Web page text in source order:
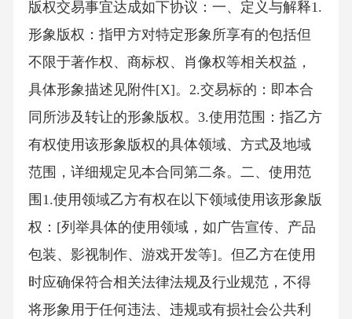
版权交易事宜达成如下协议：一、定义与解释1.
形象版权：指甲方对特定形象所享有的包括但
不限于著作权、商标权、肖像权等相关权益，
具体形象描述见附件[X]。2.交易标的：即本合
同所涉及转让的形象版权。3.使用范围：指乙方
有权使用该形象版权的具体领域、方式及地域
范围，详细规定见本合同第二条。二、使用范
围1.使用领域乙方有权在以下领域使用该形象版
权：[列举具体的使用领域，如广告宣传、产品
包装、影视制作、游戏开发等]。但乙方在使用
时应确保符合相关法律法规及行业规范，不得
将形象用于任何违法、违规或有损社会公共利